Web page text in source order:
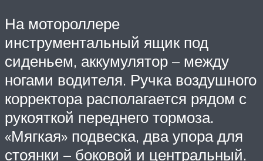
На мотороллере
инструментальный ящик под
сиденьем, аккумулятор – между
ногами водителя. Ручка воздушного
корректора располагается рядом с
рукояткой переднего тормоза.
«Мягкая» подвеска, два упора для
стоянки – боковой и центральный.